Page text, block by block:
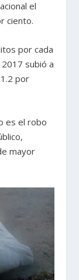
el
ciento.
por cada
subió a
por
es el robo
mayor